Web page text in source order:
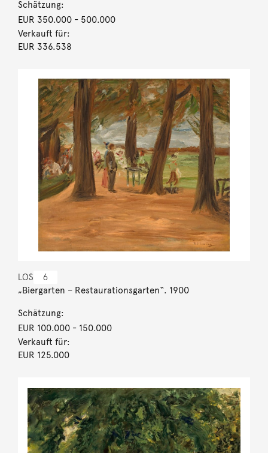
Schätzung:
EUR 350.000- 500.000
Verkauft für:
EUR 336.538
LOS 6
„Biergarten – Restaurationsgarten“. 1900
Schätzung:
EUR 100.000- 150.000
Verkauft für:
EUR 125.000